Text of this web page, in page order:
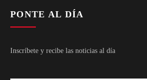
PONTE AL DÍA
Inscríbete y recibe las noticias al día